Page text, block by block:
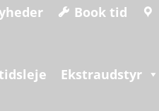
Book tid
Ekstraudstyr